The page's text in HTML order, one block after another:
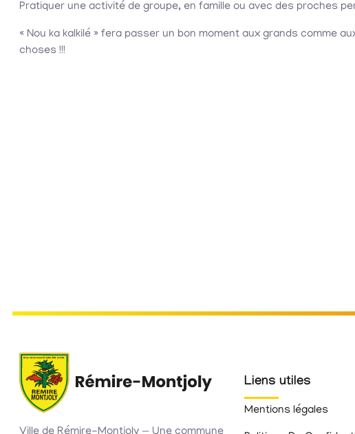
Pratiquer une activité de groupe, en famille ou avec des proches
« Nou ka kalkilé » fera passer un bon moment aux grands comme
choses !!!
Liens utiles
Mentions légales